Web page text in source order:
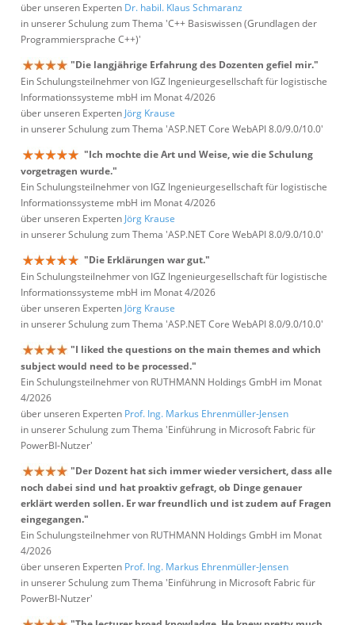
über unseren Experten Dr. habil. Klaus Schmaranz
in unserer Schulung zum Thema 'C++ Basiswissen (Grundlagen der
Programmiersprache C++)'
"Die langjährige Erfahrung des Dozenten gefiel mir."
Ein Schulungsteilnehmer von IGZ Ingenieurgesellschaft für logistische
Informationssysteme mbH im Monat 4/2026
über unseren Experten Jörg Krause
in unserer Schulung zum Thema 'ASP.NET Core WebAPI 8.0/9.0/10.0'
"Ich mochte die Art und Weise, wie die Schulung
vorgetragen wurde."
Ein Schulungsteilnehmer von IGZ Ingenieurgesellschaft für logistische
Informationssysteme mbH im Monat 4/2026
über unseren Experten Jörg Krause
in unserer Schulung zum Thema 'ASP.NET Core WebAPI 8.0/9.0/10.0'
"Die Erklärungen war gut."
Ein Schulungsteilnehmer von IGZ Ingenieurgesellschaft für logistische
Informationssysteme mbH im Monat 4/2026
über unseren Experten Jörg Krause
in unserer Schulung zum Thema 'ASP.NET Core WebAPI 8.0/9.0/10.0'
"I liked the questions on the main themes and which
subject would need to be processed."
Ein Schulungsteilnehmer von RUTHMANN Holdings GmbH im Monat
4/2026
über unseren Experten Prof. Ing. Markus Ehrenmüller-Jensen
in unserer Schulung zum Thema 'Einführung in Microsoft Fabric für
PowerBI-Nutzer'
"Der Dozent hat sich immer wieder versichert, dass alle
noch dabei sind und hat proaktiv gefragt, ob Dinge genauer
erklärt werden sollen. Er war freundlich und ist zudem auf Fragen
eingegangen."
Ein Schulungsteilnehmer von RUTHMANN Holdings GmbH im Monat
4/2026
über unseren Experten Prof. Ing. Markus Ehrenmüller-Jensen
in unserer Schulung zum Thema 'Einführung in Microsoft Fabric für
PowerBI-Nutzer'